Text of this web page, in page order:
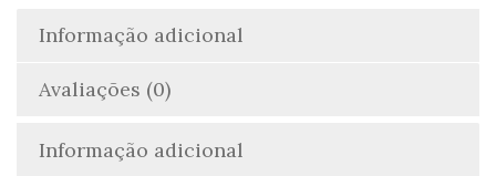
Informação adicional
Avaliações (0)
Informação adicional